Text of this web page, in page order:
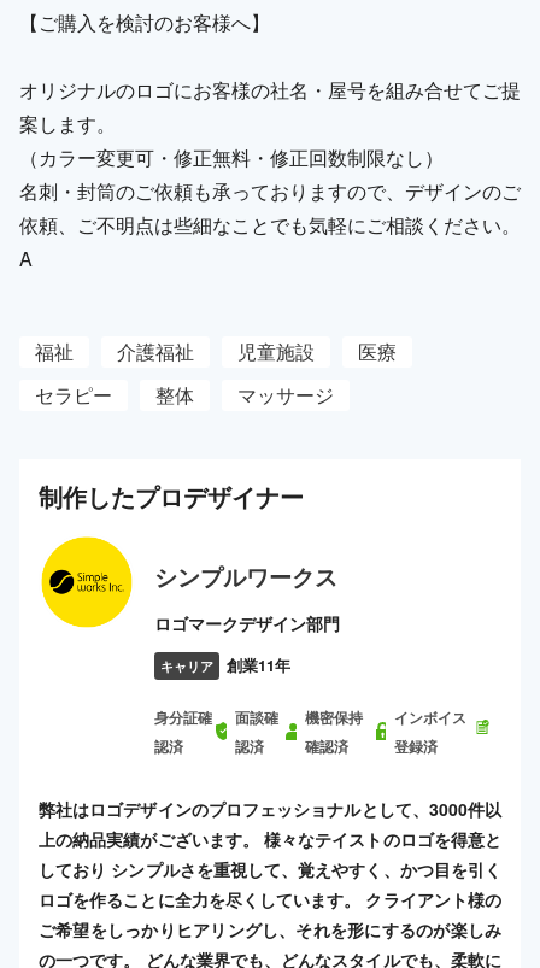
【ご購入を検討のお客様へ】
オリジナルのロゴにお客様の社名・屋号を組み合せてご提
案します。
（カラー変更可・修正無料・修正回数制限なし）
名刺・封筒のご依頼も承っておりますので、デザインのご
依頼、ご不明点は些細なことでも気軽にご相談ください。
A
福祉 介護福祉 児童施設
医療
セラピー
整体 マッサージ
制作したプロデザイナー
シンプルワークス
ロゴマークデザイン部門
キャリア 創業11年
身分証確
認済
面談確
認済
機密保持
確認済
インボイス
登録済
弊社はロゴデザインのプロフェッショナルとして、3000件以
上の納品実績がございます。 様々なテイストのロゴを得意と
しており シンプルさを重視して、覚えやすく、かつ目を引く
ロゴを作ることに全力を尽くしています。 クライアント様の
ご希望をしっかりヒアリングし、それを形にするのが楽しみ
の一つです。 どんな業界でも、どんなスタイルでも、柔軟に